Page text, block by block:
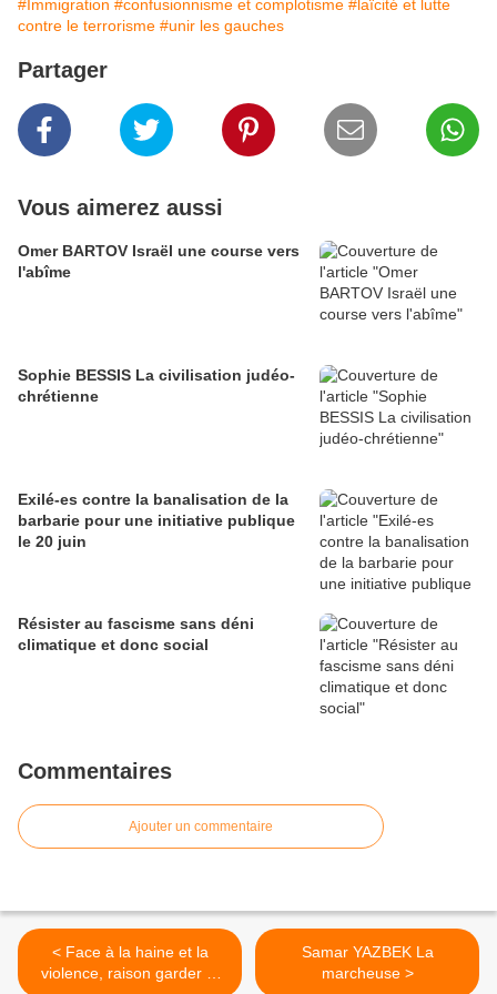
#Immigration #confusionnisme et complotisme #laïcité et lutte
contre le terrorisme #unir les gauches
Partager
Vous aimerez aussi
Omer BARTOV Israël une course vers
l'abîme
Sophie BESSIS La civilisation judéo-
chrétienne
Exilé-es contre la banalisation de la
barbarie pour une initiative publique
le 20 juin
Résister au fascisme sans déni
climatique et donc social
Commentaires
Ajouter un commentaire
< Face à la haine et la
violence, raison garder et
Samar YAZBEK La
marcheuse >